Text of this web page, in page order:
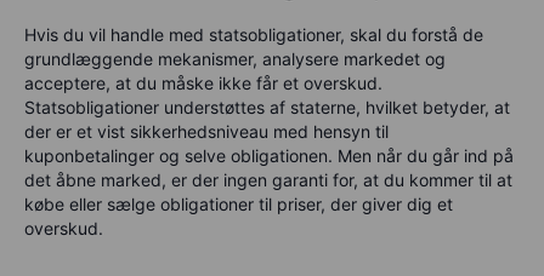
Hvis du vil handle med statsobligationer, skal du forstå de
grundlæggende mekanismer, analysere markedet og
acceptere, at du måske ikke får et overskud.
Statsobligationer understøttes af staterne, hvilket betyder, at
der er et vist sikkerhedsniveau med hensyn til
kuponbetalinger og selve obligationen. Men når du går ind på
det åbne marked, er der ingen garanti for, at du kommer til at
købe eller sælge obligationer til priser, der giver dig et
overskud.